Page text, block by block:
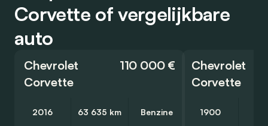
Corvette of vergelijkbare
auto
Chevrolet
Corvette
110 000 €
2016 63 635 km Benzine
Chevrolet
Corvette
1900